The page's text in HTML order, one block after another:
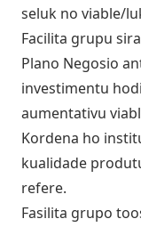
seluk no viable/
Facilita grupu
Plano Negosio
investimentu
aumentativu
Kordena ho
kualidade
refere.
Fasilita grupo